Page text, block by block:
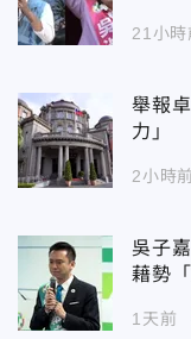
21小時
舉報
力」
2小時前
吳子
藉勢「
1天前